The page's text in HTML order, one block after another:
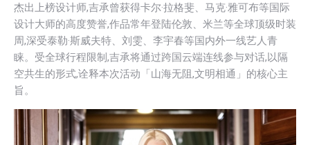
杰出上榜设计师,吉承曾获得卡尔·拉格斐、马克·雅可布等国际
设计大师的高度赞誉,作品常年登陆伦敦、米兰等全球顶级时装
周,深受泰勒·斯威夫特、刘雯、李宇春等国内外一线艺人青
睐。受全球行程限制,吉承将通过跨国云端连线参与对话,以隔
空共生的形式,诠释本次活动「山海无阻,文明相通」的核心主
旨。